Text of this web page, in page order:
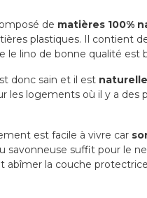
de matières 100%
plastiques. Il contient
le lino de bonne qualité est
donc sain et il est
les logements où il y a des
est facile à vivre car
savonneuse suffit pour le
abîmer la couche